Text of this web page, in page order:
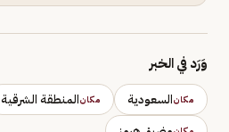
وَرَد في الخبر
مكانالسعودية مكانالمنطقة الشرقية